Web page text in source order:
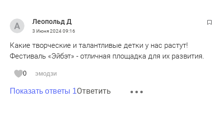
Леопольд Д
3 Июня 202409:16
Какие творческие и талантливые детки у нас растут!
Фестиваль «Эйбэт» - отличная площадка для их развития.
0 эмодзи
Показать ответы 1Ответить